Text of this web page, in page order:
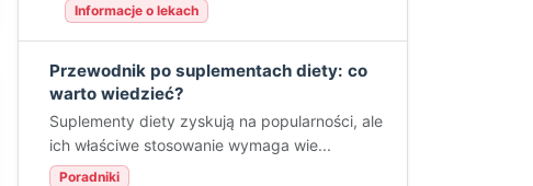
Informacje o lekach
Przewodnik po suplementach diety: co
warto wiedzieć?
Suplementy diety zyskują na popularności, ale
ich właściwe stosowanie wymaga wie...
Poradniki